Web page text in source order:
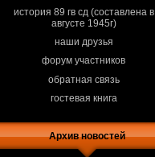
история 89 гв сд (составлена в
августе 1945г)
наши друзья
форум участников
обратная связь
гостевая книга
Архив новостей